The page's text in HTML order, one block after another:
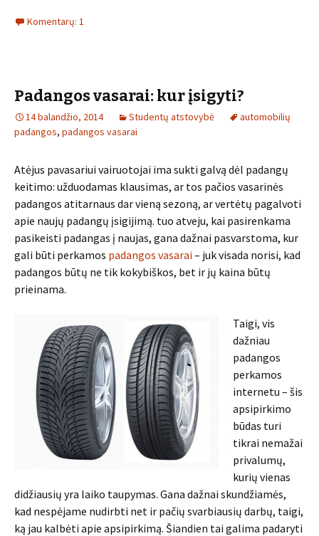
Komentarų: 1
Padangos vasarai: kur įsigyti?
14 balandžio, 2014 Studentų atstovybė
automobilių
padangos, padangos vasarai
Atėjus pavasariui vairuotojai ima sukti galvą dėl padangų
keitimo: užduodamas klausimas, ar tos pačios vasarinės
padangos atitarnaus dar vieną sezoną, ar vertėtų pagalvoti
apie naujų padangų įsigijimą. tuo atveju, kai pasirenkama
pasikeisti padangas į naujas, gana dažnai pasvarstoma, kur
gali būti perkamos padangos vasarai– juk visada norisi, kad
padangos būtų ne tik kokybiškos, bet ir jų kaina būtų
prieinama.
Taigi, vis
dažniau
padangos
perkamos
internetu – šis
apsipirkimo
būdas turi
tikrai nemažai
privalumų,
kurių vienas
didžiausių yra laiko taupymas. Gana dažnai skundžiamės,
kad nespėjame nudirbti net ir pačių svarbiausių darbų, taigi,
ką jau kalbėti apie apsipirkimą. Šiandien tai galima padaryti